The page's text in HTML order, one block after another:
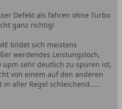
Defekt als fahren ohne Turbo
ganz richtig!
bildet sich meistens
werdendes Leistungsloch,
upm sehr deutlich zu spüren ist,
von einem auf den anderen
aller Regel schleichend.....